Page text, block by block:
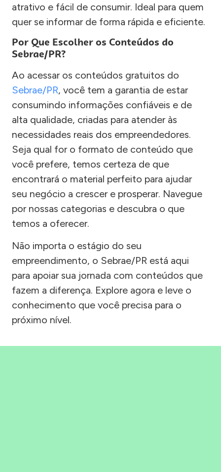
atrativo e fácil de consumir. Ideal para quem
quer se informar de forma rápida e eficiente.
Por Que Escolher os Conteúdos do
Sebrae/PR?
Ao acessar os conteúdos gratuitos do
Sebrae/PR, você tem a garantia de estar
consumindo informações confiáveis e de
alta qualidade, criadas para atender às
necessidades reais dos empreendedores.
Seja qual for o formato de conteúdo que
você prefere, temos certeza de que
encontrará o material perfeito para ajudar
seu negócio a crescer e prosperar. Navegue
por nossas categorias e descubra o que
temos a oferecer.
Não importa o estágio do seu
empreendimento, o Sebrae/PR está aqui
para apoiar sua jornada com conteúdos que
fazem a diferença. Explore agora e leve o
conhecimento que você precisa para o
próximo nível.